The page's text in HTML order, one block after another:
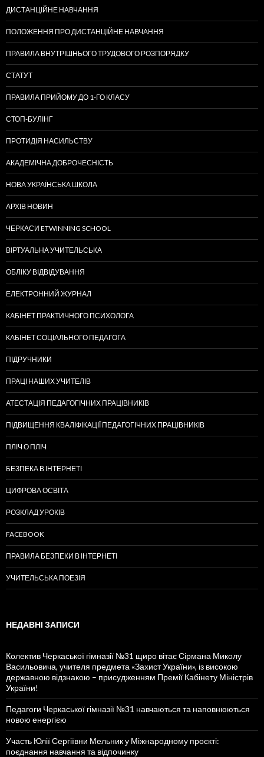
ДИСТАНЦІЙНЕ НАВЧАННЯ
ПОЛОЖЕННЯ ПРО ДИСТАНЦІЙНЕ НАВЧАННЯ
ПРАВИЛА ВНУТРІШНЬОГО ТРУДОВОГО РОЗПОРЯДКУ
СТАТУТ
ПРАВИЛА ПРИЙОМУ ДО 1-ГО КЛАСУ
СТОП-БУЛІНГ
ПРОТИДІЯ НАСИЛЬСТВУ
АКАДЕМІЧНА ДОБРОЧЕСНІСТЬ
НОВА УКРАЇНСЬКА ШКОЛА
АРХІВ НОВИН
ЧЕРКАСИ ETWINNING SCHOOL
ВІРТУАЛЬНА УЧИТЕЛЬСЬКА
ОБЛІКУ ВІДВІДУВАННЯ
ЕЛЕКТРОННИЙ ЖУРНАЛ
КАБІНЕТ ПРАКТИЧНОГО ПСИХОЛОГА
КАБІНЕТ СОЦІАЛЬНОГО ПЕДАГОГА
ПІДРУЧНИКИ
ПРАЦІ НАШИХ УЧИТЕЛІВ
АТЕСТАЦІЯ ПЕДАГОГІЧНИХ ПРАЦІВНИКІВ
ПІДВИЩЕННЯ КВАЛІФІКАЦІЇ ПЕДАГОГІЧНИХ ПРАЦІВНИКІВ
ПЛІЧ О ПЛІЧ
БЕЗПЕКА В ІНТЕРНЕТІ
ЦИФРОВА ОСВІТА
РОЗКЛАД УРОКІВ
FACEBOOK
ПРАВИЛА БЕЗПЕКИ В ІНТЕРНЕТІ
УЧИТЕЛЬСЬКА ПОЕЗІЯ
НЕДАВНІ ЗАПИСИ
Колектив Черкаської гімназії №31 щиро вітає Сірмана Миколу
Васильовича, учителя предмета «Захист України», із високою
державною відзнакою – присудженням Премії Кабінету Міністрів
України!
Педагоги Черкаської гімназії №31 навчаються та наповнюються
новою енергією
Участь Юлії Сергіївни Мельник у Міжнародному проєкті:
поєднання навчання та відпочинку